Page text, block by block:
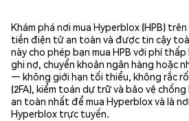
Khám phá nơi mua Hyperblox (HPB)
tiền điện tử an toàn và được tin cậy
này cho phép bạn mua HPB với phí
ghi nợ, chuyển khoản ngân hàng hoặc
— không giới hạn tối thiểu, không rắc
(2FA), kiểm toán dự trữ và bảo vệ
an toàn nhất để mua Hyperblox và là
Hyperblox trực tuyến.